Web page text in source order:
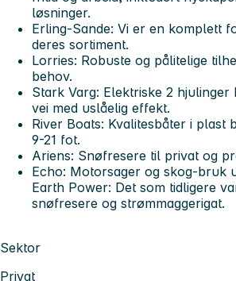
løsninger.
Erling-Sande: Vi er en komplett
deres sortiment.
Lorries: Robuste og pålitelige
behov.
Stark Varg: Elektriske 2
vei med uslåelig effekt.
River Boats: Kvalitesbåter i plast
9-21 fot.
Ariens: Snøfresere til privat og
Echo: Motorsager og skog-bruk
Earth Power: Det som tidligere
snøfresere og strømmaggerigat.
Sektor
Privat